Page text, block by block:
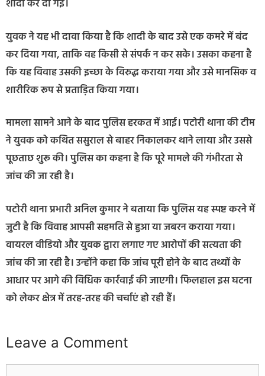
शादी कर दी गई।
युवक ने यह भी दावा किया है कि शादी के बाद उसे एक कमरे में बंद
कर दिया गया, ताकि वह किसी से संपर्क न कर सके। उसका कहना है
कि यह विवाह उसकी इच्छा के विरुद्ध कराया गया और उसे मानसिक व
शारीरिक रूप से प्रताड़ित किया गया।
मामला सामने आने के बाद पुलिस हरकत में आई। पटोरी थाना की टीम
ने युवक को कथित ससुराल से बाहर निकालकर थाने लाया और उससे
पूछताछ शुरू की। पुलिस का कहना है कि पूरे मामले की गंभीरता से
जांच की जा रही है।
पटोरी थाना प्रभारी अनिल कुमार ने बताया कि पुलिस यह स्पष्ट करने में
जुटी है कि विवाह आपसी सहमति से हुआ या जबरन कराया गया।
वायरल वीडियो और युवक द्वारा लगाए गए आरोपों की सत्यता की
जांच की जा रही है। उन्होंने कहा कि जांच पूरी होने के बाद तथ्यों के
आधार पर आगे की विधिक कार्रवाई की जाएगी। फिलहाल इस घटना
को लेकर क्षेत्र में तरह-तरह की चर्चाएं हो रही हैं।
Leave a Comment